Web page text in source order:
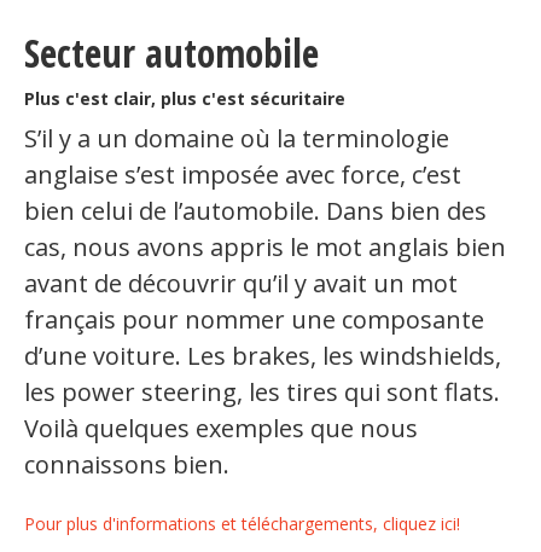
Secteur automobile
Plus c'est clair, plus c'est sécuritaire
S’il y a un domaine où la terminologie
anglaise s’est imposée avec force, c’est
bien celui de l’automobile. Dans bien des
cas, nous avons appris le mot anglais bien
avant de découvrir qu’il y avait un mot
français pour nommer une composante
d’une voiture. Les brakes, les windshields,
les power steering, les tires qui sont flats.
Voilà quelques exemples que nous
connaissons bien.
Pour plus d'informations et téléchargements, cliquez ici!